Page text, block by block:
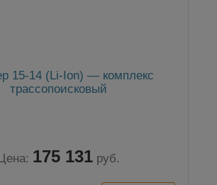
15-14 (Li-Ion) — комплекс
трассопоисковый
Цена: 175 131 руб.